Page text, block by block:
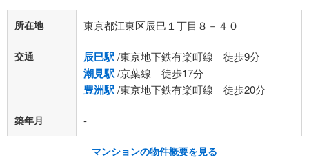
所在地 東京都江東区辰巳１丁目８－４０
交通 辰巳駅/東京地下鉄有楽町線 徒歩9分
潮見駅/京葉線 徒歩17分
豊洲駅/東京地下鉄有楽町線 徒歩20分
築年月 -
マンションの物件概要を見る